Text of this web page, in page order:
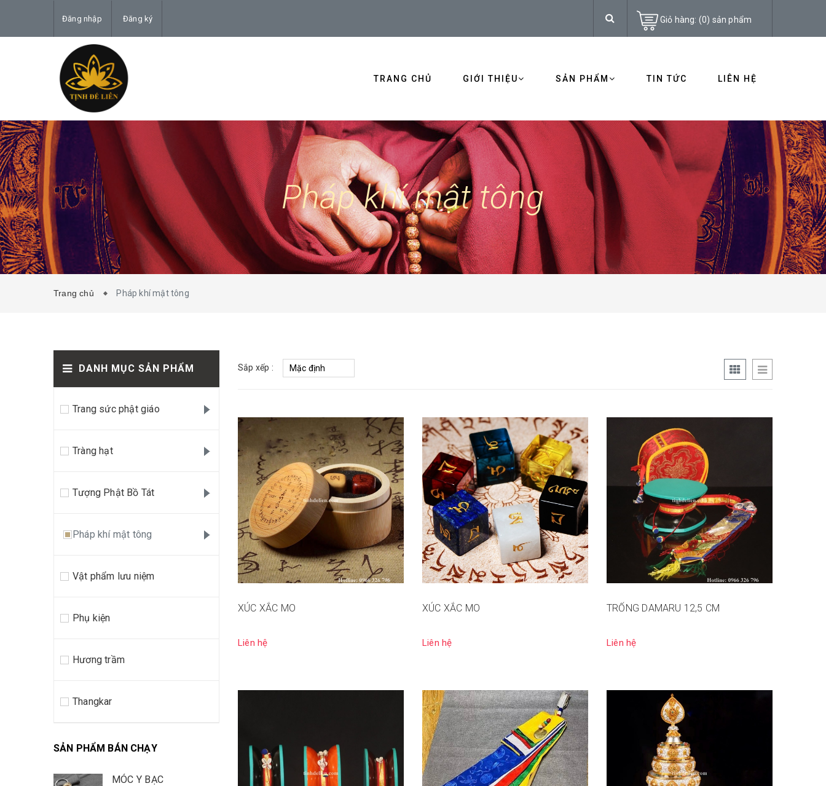
Đăng nhập Đăng ký Giỏ hàng: (0) sản phẩm
TRANG CHỦ GIỚI THIỆU SẢN PHẨM TIN TỨC LIÊN HỆ
Pháp khí mật tông
Trang chủ Pháp khí mật tông
DANH MỤC SẢN PHẨM
Trang sức phật giáo
Tràng hạt
Tượng Phật Bồ Tát
Pháp khí mật tông
Vật phẩm lưu niệm
Phụ kiện
Hương trầm
Thangkar
SẢN PHẨM BÁN CHẠY
MÓC Y BẠC
Sắp xếp :
XÚC XẮC MO
Liên hệ
XÚC XẮC MO
Liên hệ
TRỐNG DAMARU 12,5 CM
Liên hệ